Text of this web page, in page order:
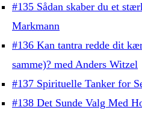
#135 Sådan skaber du et
Markmann
#136 Kan tantra redde dit
samme)? med Anders Witzel
#137 Spirituelle Tanker for
#138 Det Sunde Valg Med